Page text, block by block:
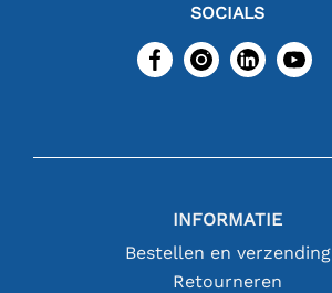
SOCIALS
INFORMATIE
Bestellen en verzending
Retourneren